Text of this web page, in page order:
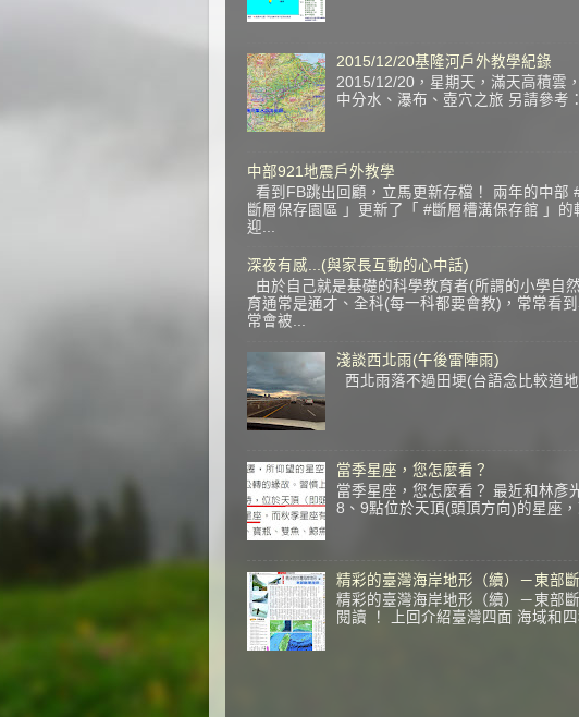
2015/12/20基隆河戶外教學紀錄
2015/12/20，星期天，滿天高積雲
中分水、瀑布、壺穴之旅 另請參考
中部921地震戶外教學
看到FB跳出回顧，立馬更新存檔！ 兩年的中部
斷層保存園區 」更新了「 #斷層槽溝保存館 」
迎...
深夜有感...(與家長互動的心中話)
由於自己就是基礎的科學教育者(所謂的小學自
育通常是通才、全科(每一科都要會教)，常常看
常會被...
淺談西北雨(午後雷陣雨)
西北雨落不過田埂(台語念比較道
當季星座，您怎麼看？
當季星座，您怎麼看？ 最近和林彥
8、9點位於天頂(頭頂方向)的星座，
精彩的臺灣海岸地形（續）－東部
精彩的臺灣海岸地形（續）－東部
閱讀 ！ 上回介紹臺灣四面 海域和